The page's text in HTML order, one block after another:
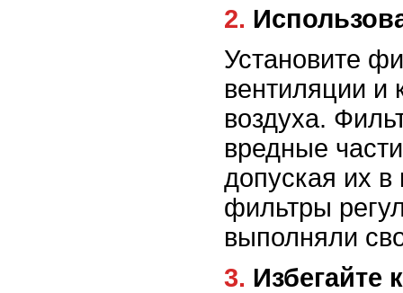
2.
Установите
вентиляции и
воздуха.
вредные
допуская их
фильтры
выполняли
3.